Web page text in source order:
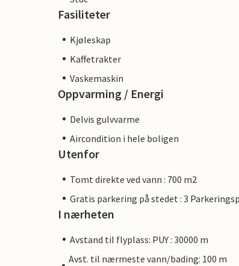
Fasiliteter
Kjøleskap
Kaffetrakter
Vaskemaskin
Oppvarming / Energi
Delvis gulvvarme
Aircondition i hele boligen
Utenfor
Tomt direkte ved vann : 700 m2
Gratis parkering på stedet : 3
I nærheten
Avstand til flyplass: PUY : 30000 m
Avst. til nærmeste vann/bading: 100 m